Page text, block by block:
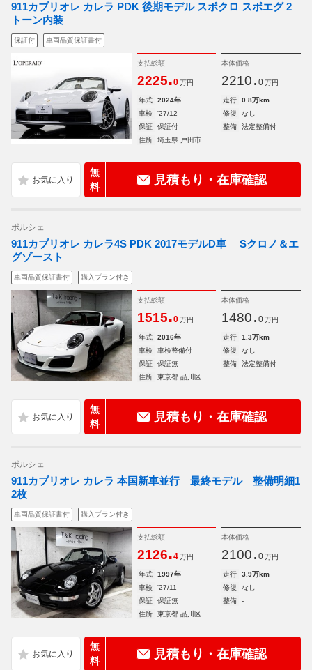
911カブリオレ カレラ PDK 後期モデル スポクロ スポエグ 2
トーン内装
保証付 車両品質保証書付
支払総額
2225.0 万円
本体価格
2210. 0 万円
年式 2024年 走行
0.8万km
車検
'27/12 修復
なし
保証
保証付 整備
法定整備付
住所
埼玉県 戸田市
無
料
見積もり・在庫確認
ポルシェ
911カブリオレ カレラ4S PDK 2017モデルD車 Sクロノ＆エ
グゾースト
車両品質保証書付 購入プラン付き
支払総額
1515.0 万円
本体価格
1480. 0 万円
年式 2016年 走行
1.3万km
車検
車検整備付 修復
なし
保証
保証無 整備
法定整備付
住所
東京都 品川区
無
料
見積もり・在庫確認
ポルシェ
911カブリオレ カレラ 本国新車並行 最終モデル 整備明細1
2枚
車両品質保証書付 購入プラン付き
支払総額
2126.4 万円
本体価格
2100. 0 万円
年式 1997年 走行
3.9万km
車検
'27/11 修復
なし
保証
保証無 整備
-
住所
東京都 品川区
無
料
見積もり・在庫確認